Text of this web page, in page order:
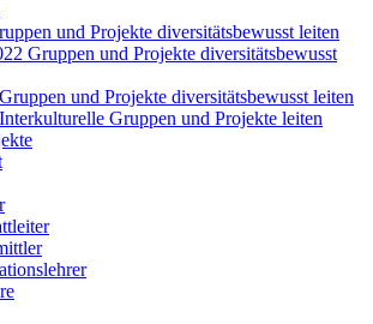
und Projekte diversitätsbewusst leiten
Gruppen und Projekte diversitätsbewusst
und Projekte diversitätsbewusst leiten
Gruppen und Projekte leiten